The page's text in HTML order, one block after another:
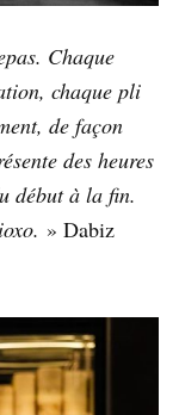
Chaque
chaque pli
de façon
des heures
début à la fin.
» Dabiz